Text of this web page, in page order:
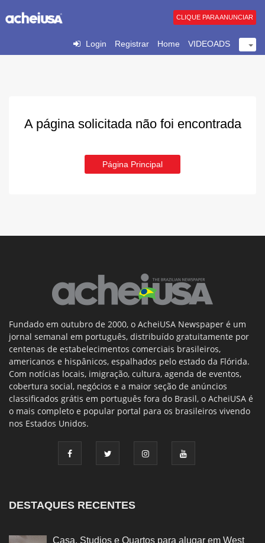
Login Registrar Home VIDEOADS
CLIQUE PARA ANUNCIAR
A página solicitada não foi encontrada
Página Principal
Fundado em outubro de 2000, o AcheiUSA Newspaper é um
jornal semanal em português, distribuído gratuitamente por
centenas de estabelecimentos comerciais brasileiros,
americanos e hispânicos, espalhados pelo estado da Flórida.
Com notícias locais, imigração, cultura, agenda de eventos,
cobertura social, negócios e a maior seção de anúncios
classificados grátis em português fora do Brasil, o AcheiUSA é
o mais completo e popular portal para os brasileiros vivendo
nos Estados Unidos.
DESTAQUES RECENTES
Casa, Studios e Quartos para alugar em West